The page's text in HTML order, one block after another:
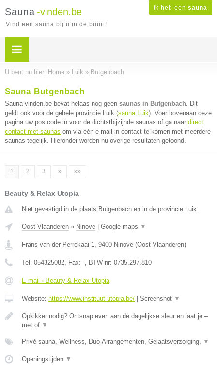
Ik heb een sauna
Sauna -vinden.be
Vind een sauna bij u in de buurt!
U bent nu hier: Home » Luik » Butgenbach
Sauna Butgenbach
Sauna-vinden.be bevat helaas nog geen saunas in Butgenbach. Dit
geldt ook voor de gehele provincie Luik (sauna Luik). Voer bovenaan deze
pagina uw postcode in voor de dichtstbijzijnde saunas of ga naar direct
contact met saunas om via één e-mail in contact te komen met meerdere
saunas tegelijk. Hieronder worden nu overige resultaten getoond.
1 2 3 » »»
Beauty & Relax Utopia
Niet gevestigd in de plaats Butgenbach en in de provincie Luik.
Oost-Vlaanderen » Ninove Google maps ▼
Frans van der Perrekaai 1, 9400 Ninove (Oost-Vlaanderen)
Tel: 054325082, Fax: -, BTW-nr: 0735.297.810
E-mail › Beauty & Relax Utopia
Website: https://www.instituut-utopia.be/ Screenshot ▼
Opkikker nodig? Ontsnap even aan de dagelijkse sleur en laat je –
met of ▼
Privé sauna, Wellness, Duo-Arrangementen, Gelaatsverzorging, ▼
Openingstijden ▼